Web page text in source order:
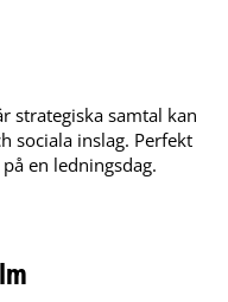
strategiska samtal kan
sociala inslag. Perfekt
en ledningsdag.